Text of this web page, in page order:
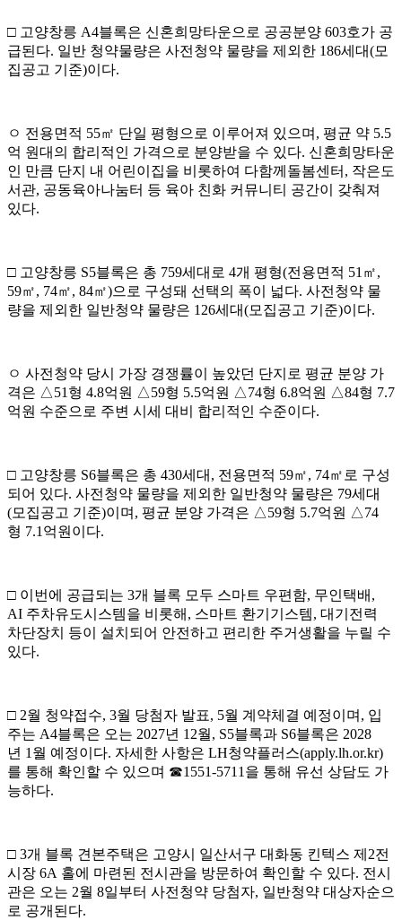
□ 고양창릉 A4블록은 신혼희망타운으로 공공분양 603호가 공
급된다. 일반 청약물량은 사전청약 물량을 제외한 186세대(모
집공고 기준)이다.
ㅇ 전용면적 55㎡ 단일 평형으로 이루어져 있으며 , 평균 약 5.5
억 원대의 합리적인 가격으로 분양받을 수 있다. 신혼희망타운
인 만큼 단지 내 어린이집을 비롯하여 다함께돌봄센터 , 작은도
서관, 공동육아나눔터 등 육아 친화 커뮤니티 공간이 갖춰져
있다.
□ 고양창릉 S5블록은 총 759세대로 4개 평형(전용면적 51 ㎡,
59㎡, 74㎡, 84㎡)으로 구성돼 선택의 폭이 넓다. 사전청약 물
량을 제외한 일반청약 물량은 126세대(모집공고 기준)이다.
ㅇ 사전청약 당시 가장 경쟁률이 높았던 단지로 평균 분양 가
격은 △51 형 4.8억원 △59형 5.5억원 △74형 6.8억원 △84형 7.7
억원 수준으로 주변 시세 대비 합리적인 수준이다.
□ 고양창릉 S6블록은 총 430세대 , 전용면적 59㎡, 74㎡ 로 구성
되어 있다. 사전청약 물량을 제외한 일반청약 물량은 79세대
(모집공고 기준)이며 , 평균 분양 가격은 △59형 5.7억원 △74
형 7.1 억원이다.
□ 이번에 공급되는 3개 블록 모두 스마트 우편함, 무인택배 ,
AI 주차유도시스템을 비롯해 , 스마트 환기기스템, 대기전력
차단장치 등이 설치되어 안전하고 편리한 주거생활을 누릴 수
있다.
□ 2월 청약접수, 3월 당첨자 발표, 5월 계약체결 예정이며 , 입
주는 A4블록은 오는 2027년 12월, S5블록과 S6블록은 2028
년 1 월 예정이다. 자세한 사항은 LH청약플러스(apply.lh.or.kr)
를 통해 확인할 수 있으며 ☎1551-5711 을 통해 유선 상담도 가
능하다.
□ 3개 블록 견본주택은 고양시 일산서구 대화동 킨텍스 제 2전
시장 6A 홀에 마련된 전시관을 방문하여 확인할 수 있다. 전시
관은 오는 2월 8일부터 사전청약 당첨자, 일반청약 대상자순으
로 공개된다.